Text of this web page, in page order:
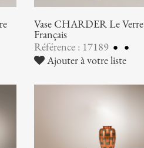
Vase CHARDER Le Verre
Français
Référence : 17189
Ajouter à votre liste